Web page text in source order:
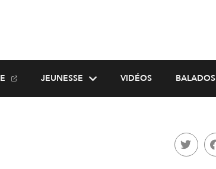
JEUNESSE VIDÉOS BALADOS